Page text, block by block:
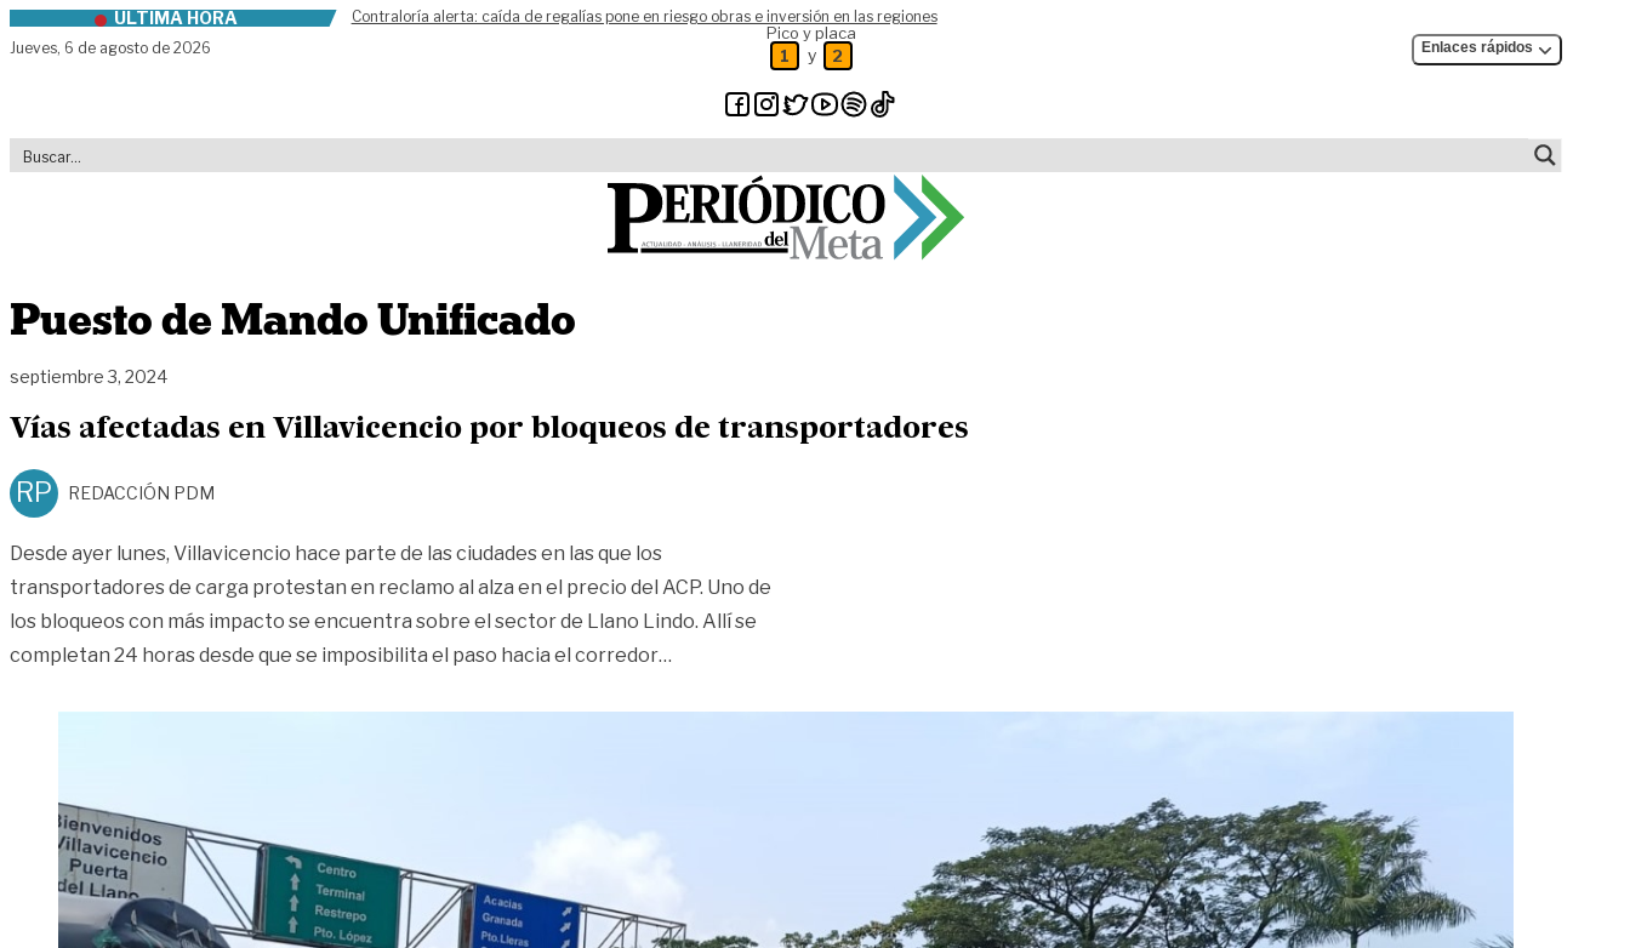
Skip to contentÚLTIMA HORA
Contraloría alerta: caída de regalías pone en riesgo obras e inversión en las regiones
Jueves, 6 de agosto de 2026
Pico y placa
1 y 2 Enlaces rápidos
Puesto de Mando Unificado
septiembre 3, 2024
Vías afectadas en Villavicencio por bloqueos de transportadores
RP REDACCIÓN PDM
Desde ayer lunes, Villavicencio hace parte de las ciudades en las que los
transportadores de carga protestan en reclamo al alza en el precio del ACP. Uno de
los bloqueos con más impacto se encuentra sobre el sector de Llano Lindo. Allí se
completan 24 horas desde que se imposibilita el paso hacia el corredor…